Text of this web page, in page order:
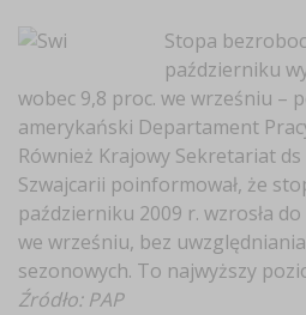
Stopa
październiku
wobec 9,8 proc. we wrześniu –
amerykański Departament
Również Krajowy Sekretariat
Szwajcarii poinformował, że
październiku 2009 r. wzrosła do
we wrześniu, bez
sezonowych. To najwyższy
Źródło: PAP